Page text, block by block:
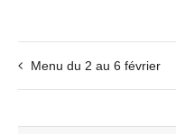
Menu du 2 au 6 février